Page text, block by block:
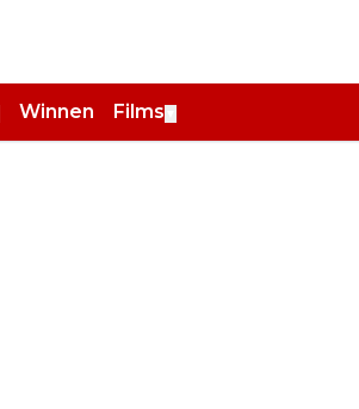
Winnen Films